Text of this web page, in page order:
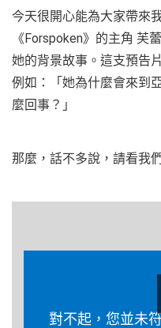
今天很開心能為大家帶來
《Forspoken》的主角 芙
她的背景故事。這支預告
例如：「她為什麼會來到
麼回事？」
那麼，話不多說，請看我
對不起，您並未